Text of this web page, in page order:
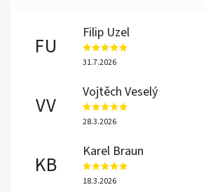
FU
Filip Uzel
31.7.2026
VV
Vojtěch Veselý
28.3.2026
KB
Karel Braun
18.3.2026